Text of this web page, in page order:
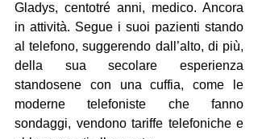
Gladys, centotré anni, medico. Ancora
in attività. Segue i suoi pazienti stando
al telefono, suggerendo dall’alto, di più,
della sua secolare esperienza
standosene con una cuffia, come le
moderne telefoniste che fanno
sondaggi, vendono tariffe telefoniche e